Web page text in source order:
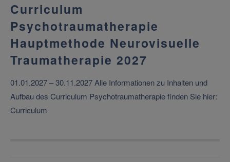
Curriculum
Psychotraumatherapie
Hauptmethode Neurovisuelle
Traumatherapie 2027
01.01.2027 – 30.11.2027 Alle Informationen zu Inhalten und
Aufbau des Curriculum Psychotraumatherapie finden Sie hier:
Curriculum